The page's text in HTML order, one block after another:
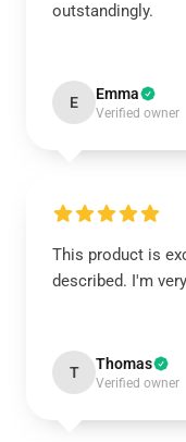
outstandingly.
E Emma
Verified owner
This product is
described. I'm
T Thomas
Verified owner